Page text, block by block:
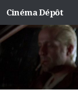
Skip to content
Cinéma Dépôt